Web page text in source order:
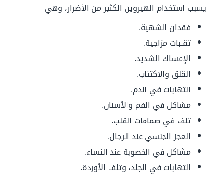
يسبب استخدام الهيروين الكثير من الأضرار، وهي
فقدان الشهية.
تقلبات مزاجية.
الإمساك الشديد.
القلق والاكتئاب.
التهابات في الدم.
مشاكل في الفم والأسنان.
تلف في صمامات القلب.
العجز الجنسي عند الرجال.
مشاكل في الخصوبة عند النساء.
التهابات في الجلد، وتلف الأوردة.